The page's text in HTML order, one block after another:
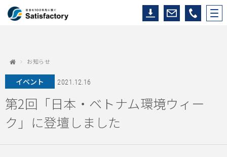
お知らせ
イベント 2021.12.16
第2回「日本・ベトナム環境ウィー
ク」に登壇しました